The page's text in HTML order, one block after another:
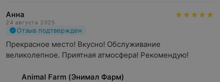
Анна
24 августа 2025
Отзыв подтвержден
Прекрасное место! Вкусно! Обслуживание
великолепное. Приятная атмосфера! Рекомендую!
Animal Farm (Энимал Фарм)